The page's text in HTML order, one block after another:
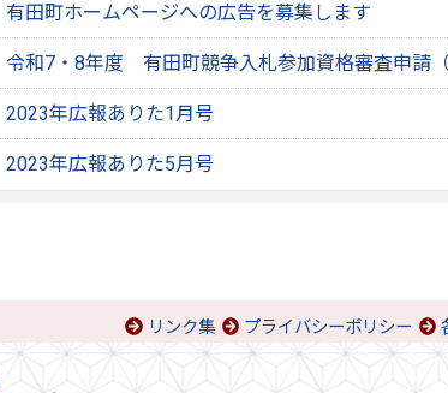
有田町ホームページへの広告を募集します
令和7・8年度 有田町競争入札参加資格審査申請
2023年広報ありた1月号
2023年広報ありた5月号
リンク集 プライバシーポリシー